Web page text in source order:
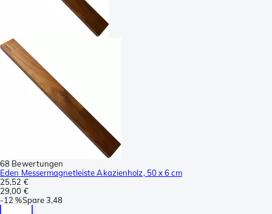
68 Bewertungen
Eden Messermagnetleiste Akazienholz, 50 x 6 cm
25,52 €
29,00 €
-12 %Spare3,48